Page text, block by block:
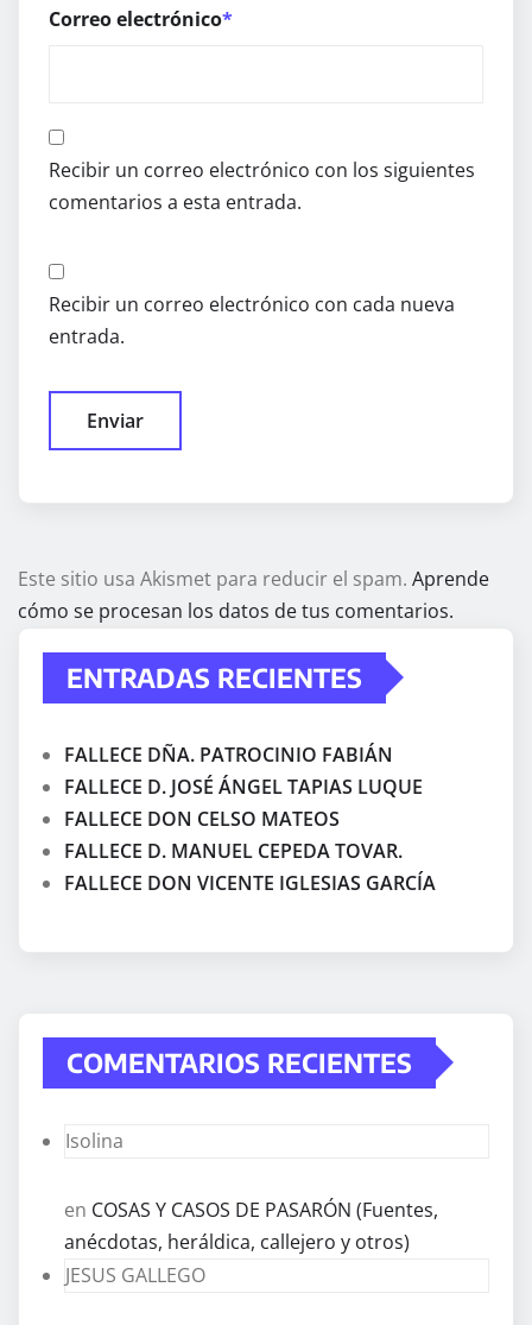
Correo electrónico*
Recibir un correo electrónico con los siguientes
comentarios a esta entrada.
Recibir un correo electrónico con cada nueva
entrada.
Este sitio usa Akismet para reducir el spam. Aprende
cómo se procesan los datos de tus comentarios.
ENTRADAS RECIENTES
FALLECE DÑA. PATROCINIO FABIÁN
FALLECE D. JOSÉ ÁNGEL TAPIAS LUQUE
FALLECE DON CELSO MATEOS
FALLECE D. MANUEL CEPEDA TOVAR.
FALLECE DON VICENTE IGLESIAS GARCÍA
COMENTARIOS RECIENTES
Isolina
en COSAS Y CASOS DE PASARÓN (Fuentes,
anécdotas, heráldica, callejero y otros)
JESUS GALLEGO